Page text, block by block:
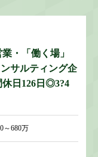
・「働く場」
サルティング企
日126日◎3?4
～680万